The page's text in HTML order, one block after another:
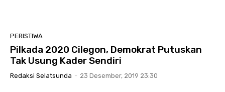
PERISTIWA
Pilkada 2020 Cilegon, Demokrat Putuskan
Tak Usung Kader Sendiri
Redaksi Selatsunda - 23 Desember, 2019 23:30